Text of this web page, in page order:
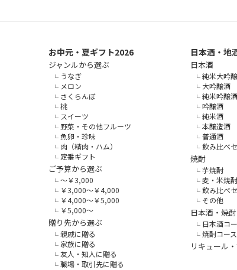
お中元・夏ギフト2026
ジャンルから選ぶ
うなぎ
メロン
さくらんぼ
桃
スイーツ
野菜・その他フルーツ
魚卵・珍味
肉（精肉・ハム）
定番ギフト
ご予算から選ぶ
～￥3,000
￥3,000～￥4,000
￥4,000～￥5,000
￥5,000～
贈り先から選ぶ
親戚に贈る
家族に贈る
友人・知人に贈る
職場・取引先に贈る
日本酒・地
日本酒
純米大吟
大吟醸酒
純米吟醸酒
吟醸酒
純米酒
本醸造酒
普通酒
飲み比べ
焼酎
芋焼酎
麦・米焼酎
飲み比べ
その他
日本酒・焼
日本酒コ
焼酎コース
リキュール